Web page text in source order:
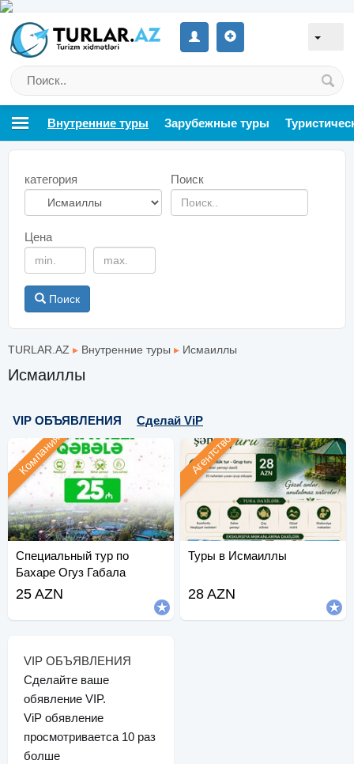
Внутренние туры Зарубежные туры
категория Поиск
Цена
Поиск
TURLAR.AZ ▸ Внутренние туры ▸ Исмаиллы
Исмаиллы
VIP ОБЪЯВЛЕНИЯ Сделай ViP
Специальный тур по
Бахаре Огуз Габала
Компания
25 AZN
Туры в Исмаиллы
Агентство
28 AZN
VIP ОБЪЯВЛЕНИЯ
Сделайте ваше
обявление VIP.
ViP обявление
просмотриваетса 10 раз
болше